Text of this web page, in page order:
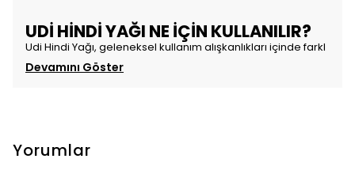
UDİ HİNDİ YAĞI NE İÇİN KULLANILIR?
Udi Hindi Yağı, geleneksel kullanım alışkanlıkları içinde farkl
Devamını Göster
Yorumlar